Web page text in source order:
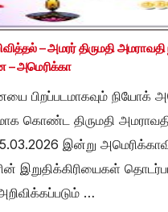
– அமரர் திருமதி அமராவதி
– அமெரிக்கா
பிறப்படமாகவும் நியோக்
கொண்ட திருமதி
இன்று
இறுதிக்கிரியைகள்
…